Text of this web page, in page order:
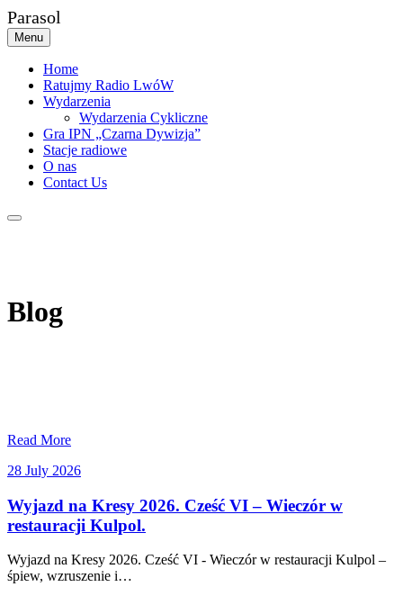
Skip
to
content
Parasol
Menu
Home
Ratujmy Radio LwóW
Wydarzenia
Wydarzenia Cykliczne
Gra IPN „Czarna Dywizja”
Stacje radiowe
O nas
Contact Us
Blog
Read More
28 July 202628
2026
Wyjazd na Kresy 2026. Cześć VI – Wieczór w
restauracji Kulpol.
Wyjazd na Kresy 2026. Cześć VI - Wieczór w restauracji Kulpol –
śpiew, wzruszenie i…